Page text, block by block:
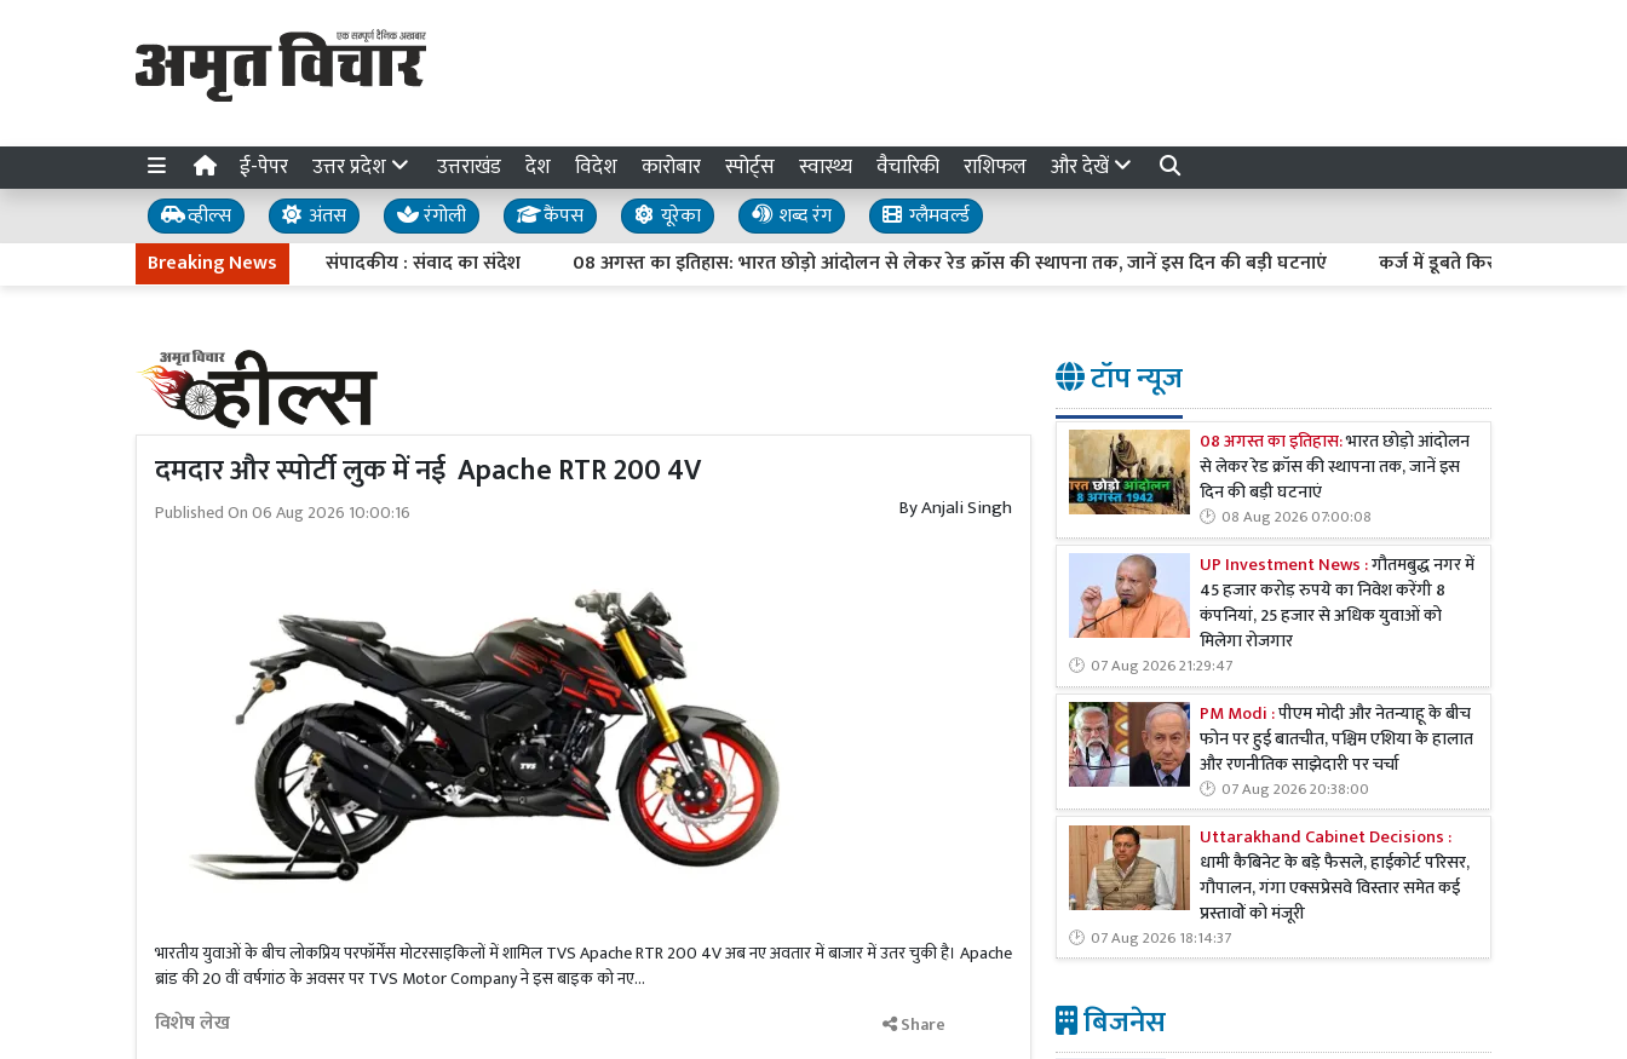
ई-पेपर उत्तर प्रदेश उत्तराखंड देश विदेश कारोबार स्पोर्ट्स स्वास्थ्य वैचारिकी राशिफल और देखें
व्हील्स अंतस रंगोली कैंपस यूरेका शब्द रंग
ग्लैमवर्ल्ड
Breaking Newsसंपादकीय : संवाद का संदेश 08 अगस्त का इतिहास: भारत छोड़ो आंदोलन से लेकर रेड क्रॉस की स्थापना तक, जानें इस दिन की बड़ी घटनाएं कर्ज में डूबते किसान कैसे बनें अर्थव्यवस्था का
दमदार और स्पोर्टी लुक में नई Apache RTR 200 4V
Published On06 Aug 2026 10:00:16 ByAnjali Singh
भारतीय युवाओं के बीच लोकप्रिय परफॉर्मेंस मोटरसाइकिलों में शामिल TVS Apache RTR 200 4V अब नए अवतार में बाजार में उतर चुकी है। Apache
ब्रांड की 20 वीं वर्षगांठ के अवसर पर TVS Motor Company ने इस बाइक को नए...
विशेष लेख Share
टॉप न्यूज
08 अगस्त का इतिहास:भारत छोड़ो आंदोलन
से लेकर रेड क्रॉस की स्थापना तक, जानें इस
दिन की बड़ी घटनाएं
08 Aug 2026 07:00:08
UP Investment News :गौतमबुद्ध नगर में
45 हजार करोड़ रुपये का निवेश करेंगी 8
कंपनियां, 25 हजार से अधिक युवाओं को
मिलेगा रोजगार
07 Aug 2026 21:29:47
PM Modi :पीएम मोदी और नेतन्याहू के बीच
फोन पर हुई बातचीत, पश्चिम एशिया के हालात
और रणनीतिक साझेदारी पर चर्चा
07 Aug 2026 20:38:00
Uttarakhand Cabinet Decisions :
धामी कैबिनेट के बड़े फैसले, हाईकोर्ट परिसर,
गौपालन, गंगा एक्सप्रेसवे विस्तार समेत कई
प्रस्तावों को मंजूरी
07 Aug 2026 18:14:37
बिजनेस